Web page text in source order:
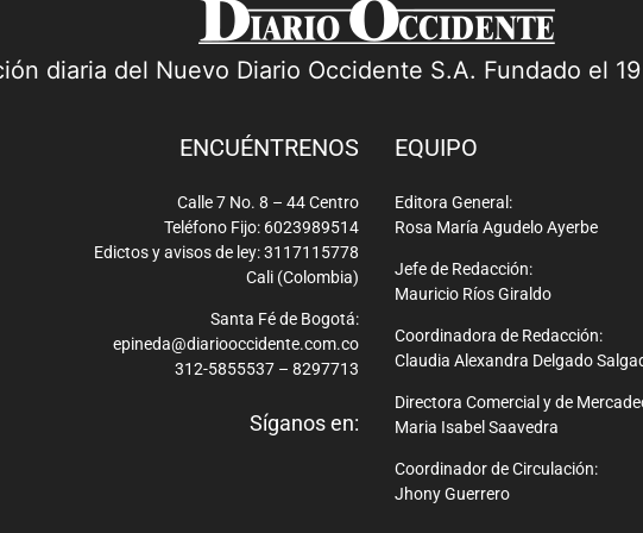
diaria del Nuevo Diario Occidente S.A. Fundado el
ENCUÉNTRENOS
Calle 7 No. 8 – 44 Centro
Teléfono Fijo: 6023989514
Edictos y avisos de ley: 3117115778
Cali (Colombia)
Santa Fé de Bogotá:
epineda@diariooccidente.com.co
312-5855537 – 8297713
Síganos en:
EQUIPO
Editora General:
Rosa María Agudelo Ayerbe
Jefe de Redacción:
Mauricio Ríos Giraldo
Coordinadora de Redacción:
Claudia Alexandra Delgado
Directora Comercial y de
Maria Isabel Saavedra
Coordinador de Circulación:
Jhony Guerrero